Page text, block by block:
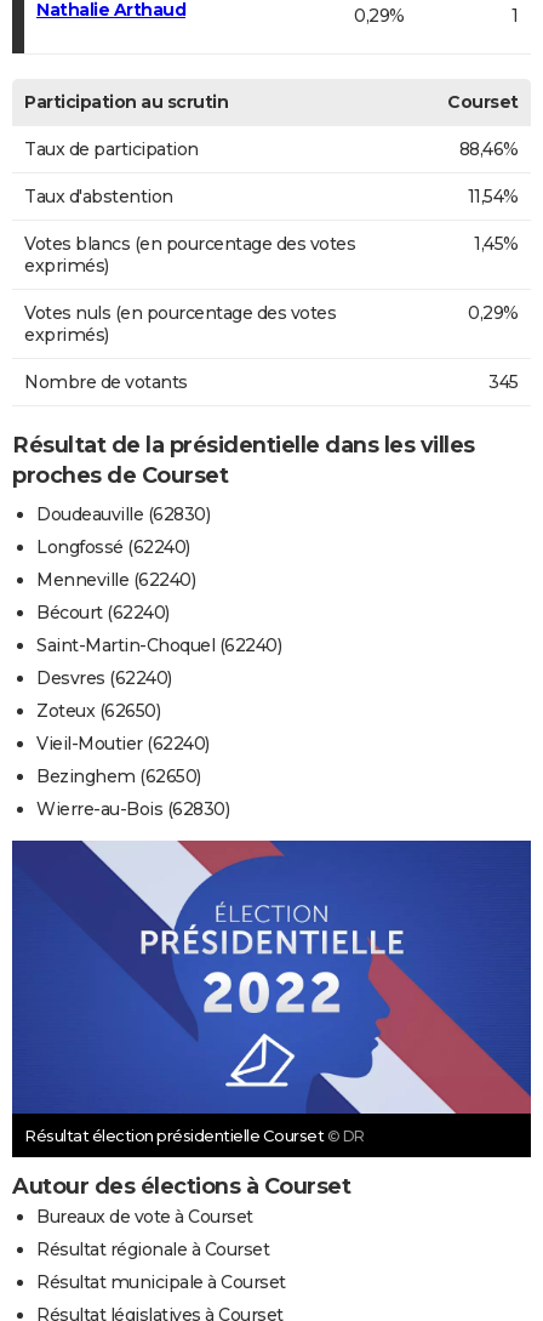
Nathalie Arthaud 0,29% 1
Participation au scrutin Courset
Taux de participation 88,46%
Taux d'abstention 11,54%
Votes blancs (en pourcentage des votes
exprimés)
1,45%
Votes nuls (en pourcentage des votes
exprimés)
0,29%
Nombre de votants 345
Résultat de la présidentielle dans les villes
proches de Courset
Doudeauville (62830)
Longfossé (62240)
Menneville (62240)
Bécourt (62240)
Saint-Martin-Choquel (62240)
Desvres (62240)
Zoteux (62650)
Vieil-Moutier (62240)
Bezinghem (62650)
Wierre-au-Bois (62830)
Résultat élection présidentielle Courset © DR
Autour des élections à Courset
Bureaux de vote à Courset
Résultat régionale à Courset
Résultat municipale à Courset
Résultat législatives à Courset